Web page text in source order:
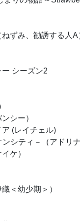
ねずみ、勧誘する人A
ー シーズン2
シー）
ア (レイチェル)
ンシティ－（アドリ
ケ）
＜幼少期＞）